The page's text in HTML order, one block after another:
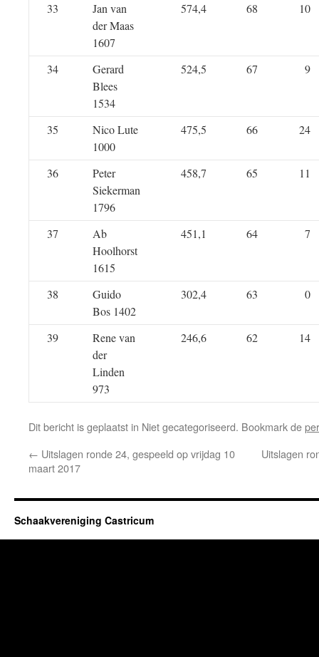
33
Jan van
der Maas
1607
574,4 68 10
34
Gerard
Blees
1534
524,5 67 9
35
Nico Lute
1000
475,5 66 24
36
Peter
Siekerman
1796
458,7 65 11
37
Ab
Hoolhorst
1615
451,1 64 7
38
Guido
Bos 1402
302,4 63 0
39
Rene van
der
Linden
973
246,6 62 14
Dit bericht is geplaatst in Niet gecategoriseerd. Bookmark de
← Uitslagen ronde 24, gespeeld op vrijdag 10
maart 2017
Uitslagen
Schaakvereniging Castricum